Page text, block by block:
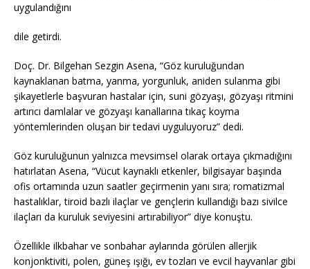
uygulandığını
dile getirdi.
Doç. Dr. Bilgehan Sezgin Asena, “Göz kuruluğundan
kaynaklanan batma, yanma, yorgunluk, aniden sulanma gibi
şikayetlerle başvuran hastalar için, suni gözyaşı, gözyaşı ritmini
artırıcı damlalar ve gözyaşı kanallarına tıkaç koyma
yöntemlerinden oluşan bir tedavi uyguluyoruz” dedi.
Göz kuruluğunun yalnızca mevsimsel olarak ortaya çıkmadığını
hatırlatan Asena, “Vücut kaynaklı etkenler, bilgisayar başında
ofis ortamında uzun saatler geçirmenin yanı sıra; romatizmal
hastalıklar, tiroid bazlı ilaçlar ve gençlerin kullandığı bazı sivilce
ilaçları da kuruluk seviyesini artırabiliyor” diye konuştu.
Özellikle ilkbahar ve sonbahar aylarında görülen allerjik
konjonktiviti, polen, güneş ışığı, ev tozları ve evcil hayvanlar gibi